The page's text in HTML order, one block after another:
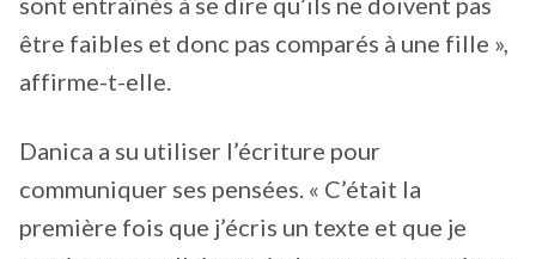
être faibles et donc pas comparés à une fille »,
affirme-t-elle.
Danica a su utiliser l’écriture pour
communiquer ses pensées. « C’était la
première fois que j’écris un texte et que je